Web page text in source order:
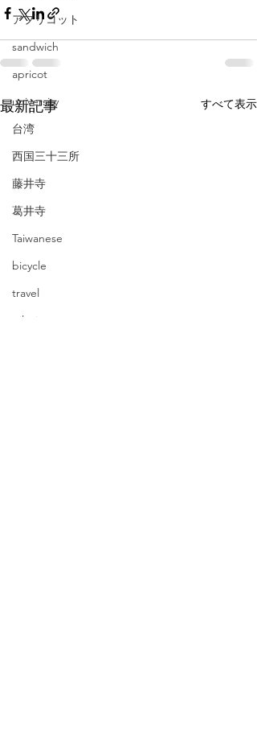
アプリコット
sandwich
apricot
university
台湾
西国三十三所
藤井寺
葛井寺
Taiwanese
bicycle
travel
pilgrimage
最新記事 すべて表示